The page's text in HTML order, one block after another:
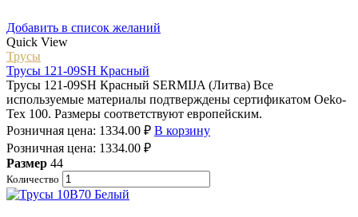
Добавить в список желаний
Quick View
Трусы
Трусы 121-09SH Красный
Трусы 121-09SH Красный SERMIJA (Литва) Все
используемые материалы подтверждены сертификатом Oeko-
Tex 100. Размеры соответствуют европейским.
Розничная цена: 1334.00 ₽ В корзину
Розничная цена: 1334.00 ₽
Размер 44
Количество